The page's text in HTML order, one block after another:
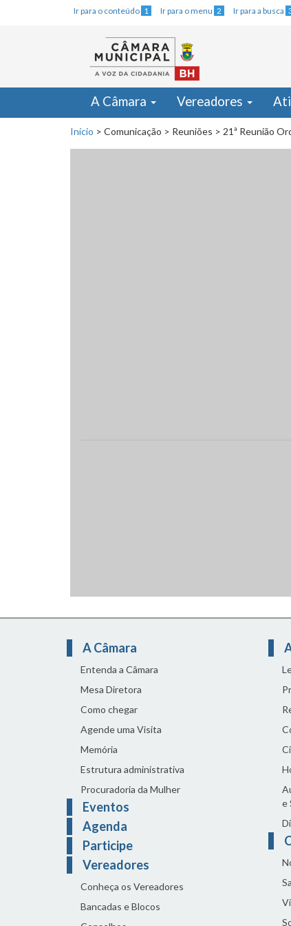
Ir para o conteúdo 1 Ir para o menu 2 Ir para a busca
A Câmara Vereadores
Início > Comunicação > Reuniões > 21ª Reunião
A Câmara
Entenda a Câmara
Mesa Diretora
Como chegar
Agende uma Visita
Memória
Estrutura administrativa
Procuradoria da Mulher
Eventos
Agenda
Participe
Vereadores
Conheça os Vereadores
Bancadas e Blocos
e